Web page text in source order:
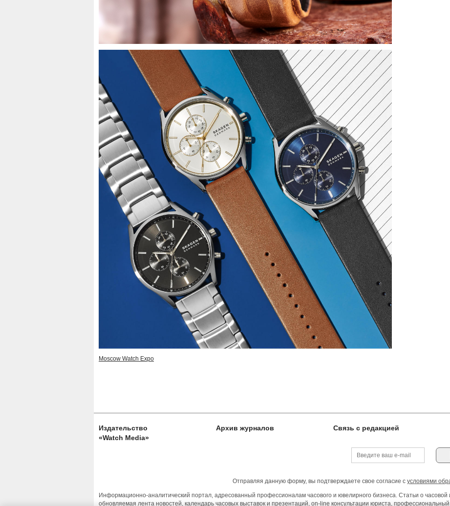
Moscow Watch Expo
Издательство
«Watch Media»
Архив журналов Связь с редакцией
Отправляя данную форму, вы подтверждаете свое согласие с условиями
Информационно-аналитический портал, адресованный профессионалам часового и ювелирного бизнеса. Статьи о часовой
обновляемая лента новостей, календарь часовых выставок и презентаций, on-line консультации юриста,